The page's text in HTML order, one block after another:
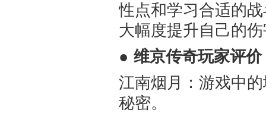
性点和学习合适的
大幅度提升自己的
维京传奇玩家评价
江南烟月：游戏中
秘密。